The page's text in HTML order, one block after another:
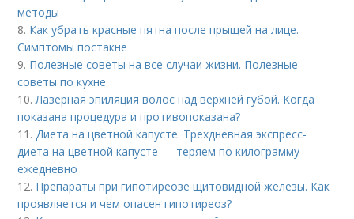
методы
8. Как убрать красные пятна после прыщей на лице.
Симптомы постакне
9. Полезные советы на все случаи жизни. Полезные
советы по кухне
10.Лазерная эпиляция волос над верхней губой. Когда
показана процедура и противопоказана?
11.Диета на цветной капусте. Трехдневная экспресс-
диета на цветной капусте — теряем по килограмму
ежедневно
12. Препараты при гипотиреозе щитовидной железы. Как
проявляется и чем опасен гипотиреоз?